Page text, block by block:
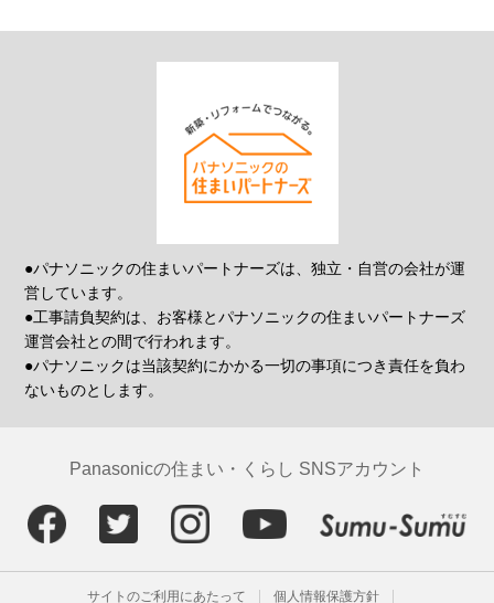
●パナソニックの住まいパートナーズは、独立・自営の会社が運
営しています。
●工事請負契約は、お客様とパナソニックの住まいパートナーズ
運営会社との間で行われます。
●パナソニックは当該契約にかかる一切の事項につき責任を負わ
ないものとします。
Panasonicの住まい・くらし SNSアカウント
サイトのご利用にあたって 個人情報保護方針